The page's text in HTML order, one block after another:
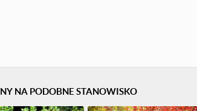
NA PODOBNE STANOWISKO